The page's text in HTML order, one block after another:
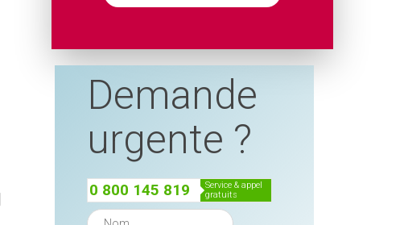
Demande
urgente ?
0 800 145 819
service & appel
gratuits